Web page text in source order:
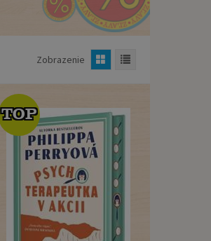
Zobrazenie
TOP
TOP